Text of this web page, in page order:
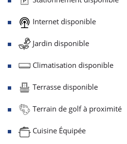
Internet disponible
Jardin disponible
Climatisation disponible
Terrasse disponible
Terrain de golf à proximité
Cuisine Équipée